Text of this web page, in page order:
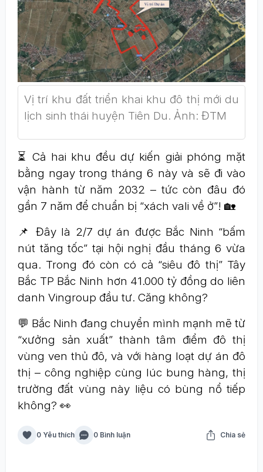
Vị trí khu đất triển khai khu đô thị mới du
lịch sinh thái huyện Tiên Du. Ảnh: ĐTM
⏳ Cả hai khu đều dự kiến giải phóng mặt
bằng ngay trong tháng 6 này và sẽ đi vào
vận hành từ năm 2032 – tức còn đâu đó
gần 7 năm để chuẩn bị “xách vali về ở”! 🏡
📌 Đây là 2/7 dự án được Bắc Ninh “bấm
nút tăng tốc” tại hội nghị đầu tháng 6 vừa
qua. Trong đó còn có cả “siêu đô thị” Tây
Bắc TP Bắc Ninh hơn 41.000 tỷ đồng do liên
danh Vingroup đầu tư. Căng không?
💬 Bắc Ninh đang chuyển mình mạnh mẽ từ
“xưởng sản xuất” thành tâm điểm đô thị
vùng ven thủ đô, và với hàng loạt dự án đô
thị – công nghiệp cùng lúc bung hàng, thị
trường đất vùng này liệu có bùng nổ tiếp
không? 👀
0 Yêu thích 0 Bình luận Chia sẻ